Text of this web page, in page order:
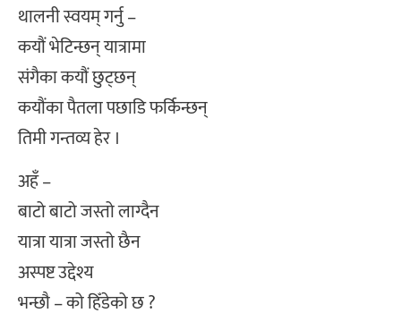
थालनी स्वयम‌् गर्नु –
कयौं भेटिन्छन् यात्रामा
संगैका कयौं छुट्‌छन्
कयौंका पैतला पछाडि फर्किन्छन्
तिमी गन्तव्य हेर ।
अहँ –
बाटो बाटो जस्तो लाग्दैन
यात्रा यात्रा जस्तो छैन
अस्पष्ट उद्देश्य
भन्छौ – को हिँडेको छ ?